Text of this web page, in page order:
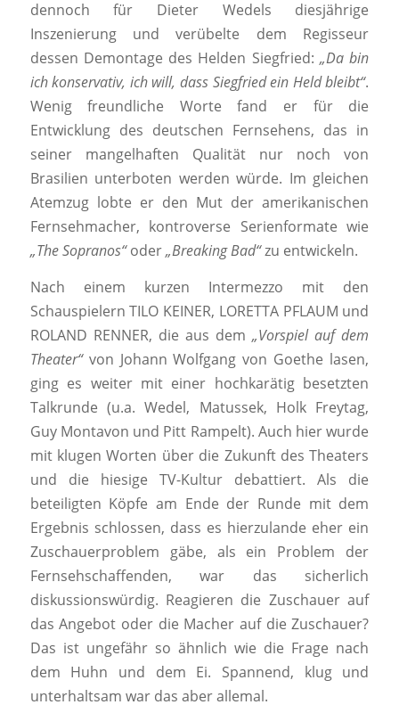
dennoch für Dieter Wedels diesjährige
Inszenierung und verübelte dem Regisseur
dessen Demontage des Helden Siegfried:„Da bin
ich konservativ, ich will, dass Siegfried ein Held bleibt“.
Wenig freundliche Worte fand er für die
Entwicklung des deutschen Fernsehens, das in
seiner mangelhaften Qualität nur noch von
Brasilien unterboten werden würde. Im gleichen
Atemzug lobte er den Mut der amerikanischen
Fernsehmacher, kontroverse Serienformate wie
„The Sopranos“oder„Breaking Bad“zu entwickeln.
Nach einem kurzen Intermezzo mit den
Schauspielern TILO KEINER, LORETTA PFLAUM und
ROLAND RENNER, die aus dem„Vorspiel auf dem
Theater“von Johann Wolfgang von Goethe lasen,
ging es weiter mit einer hochkarätig besetzten
Talkrunde (u.a. Wedel, Matussek, Holk Freytag,
Guy Montavon und Pitt Rampelt). Auch hier wurde
mit klugen Worten über die Zukunft des Theaters
und die hiesige TV-Kultur debattiert. Als die
beteiligten Köpfe am Ende der Runde mit dem
Ergebnis schlossen, dass es hierzulande eher ein
Zuschauerproblem gäbe, als ein Problem der
Fernsehschaffenden, war das sicherlich
diskussionswürdig. Reagieren die Zuschauer auf
das Angebot oder die Macher auf die Zuschauer?
Das ist ungefähr so ähnlich wie die Frage nach
dem Huhn und dem Ei. Spannend, klug und
unterhaltsam war das aber allemal.